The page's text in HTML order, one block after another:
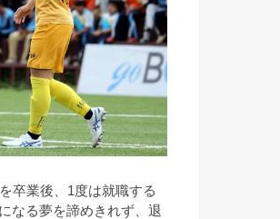
卒業後、1度は就職する
なる夢を諦めきれず、退